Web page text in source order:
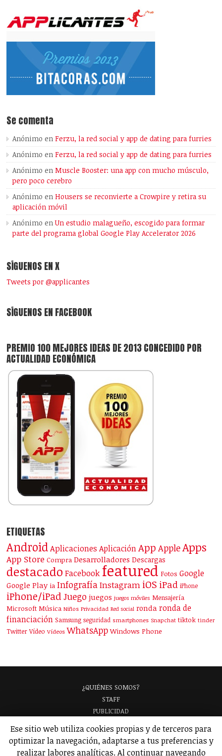
Se comenta
Anónimo enFerzu, la red social y app de dating para furries
Anónimo enFerzu, la red social y app de dating para furries
Anónimo enMuscle Booster: una app con mucho músculo,
pero poco cerebro
Anónimo enHousers se reconvierte a Crowpire y retira su
aplicación móvil
Anónimo enUn estudio malagueño, escogido para formar
parte del programa global Google Play Accelerator 2026
SÍGUENOS EN X
Tweets por @applicantes
SÍGUENOS EN FACEBOOK
PREMIO 100 MEJORES IDEAS DE 2013 CONCEDIDO POR
ACTUALIDAD ECONÓMICA
ETIQUETAS
Android Aplicaciones Aplicación App AppleApps
App Store Compra Desarrolladores Descargas
destacado Facebook featured Fotos Google
Google Play ia InfografíaInstagram iOS iPad iPhone
iPhone/iPad Juego juegos juegos móviles Mensajería
Microsoft Música Niños Privacidad Red social ronda ronda de
financiación Samsung seguridad smartphones Snapchat tiktok tinder
Twitter Vídeo Vídeos WhatsApp Windows Phone
¿QUIÉNES SOMOS?
STAFF
PUBLICIDAD
ANALIZAMOS TU APP
GLOSARIO
POLÍTICA DE PRIVACIDAD
AVISO LEGAL
Ese sitio web utiliza cookies propias y de terceros para
optimizar la navegación, adaptarse a tus preferencias y
realizar labores analíticas. Al continuar navegando